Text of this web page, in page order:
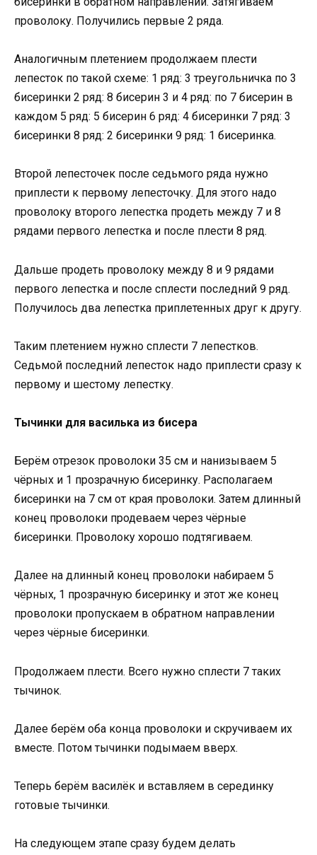
проволоку. Получились первые 2 ряда.
Аналогичным плетением продолжаем плести
лепесток по такой схеме: 1 ряд: 3 треугольничка по 3
бисеринки 2 ряд: 8 бисерин 3 и 4 ряд: по 7 бисерин в
каждом 5 ряд: 5 бисерин 6 ряд: 4 бисеринки 7 ряд: 3
бисеринки 8 ряд: 2 бисеринки 9 ряд: 1 бисеринка.
Второй лепесточек после седьмого ряда нужно
приплести к первому лепесточку. Для этого надо
проволоку второго лепестка продеть между 7 и 8
рядами первого лепестка и после плести 8 ряд.
Дальше продеть проволоку между 8 и 9 рядами
первого лепестка и после сплести последний 9 ряд.
Получилось два лепестка приплетенных друг к другу.
Таким плетением нужно сплести 7 лепестков.
Седьмой последний лепесток надо приплести сразу к
первому и шестому лепестку.
Тычинки для василька из бисера
Берём отрезок проволоки 35 см и нанизываем 5
чёрных и 1 прозрачную бисеринку. Располагаем
бисеринки на 7 см от края проволоки. Затем длинный
конец проволоки продеваем через чёрные
бисеринки. Проволоку хорошо подтягиваем.
Далее на длинный конец проволоки набираем 5
чёрных, 1 прозрачную бисеринку и этот же конец
проволоки пропускаем в обратном направлении
через чёрные бисеринки.
Продолжаем плести. Всего нужно сплести 7 таких
тычинок.
Далее берём оба конца проволоки и скручиваем их
вместе. Потом тычинки подымаем вверх.
Теперь берём василёк и вставляем в серединку
готовые тычинки.
На следующем этапе сразу будем делать